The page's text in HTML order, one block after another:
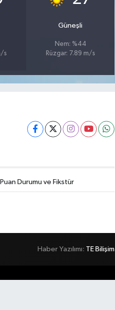
s
Güneşli
Nem: %44
Rüzgar: 7.89 m/s
Puan Durumu ve Fikstür
Haber Yazılımı: TE Bilişim